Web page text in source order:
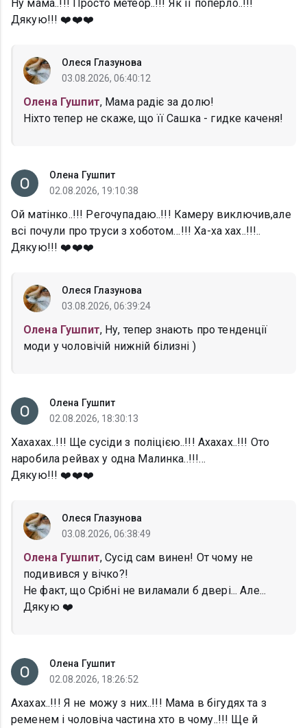
Ну мама..!!! Просто метеор..!!! Як її поперло..!!!
Дякую!!! ❤️❤️❤️
Олеся Глазунова
03.08.2026, 06:40:12
Олена Гушпит, Мама радіє за долю!
Ніхто тепер не скаже, що її Сашка - гидке каченя!
Олена Гушпит
02.08.2026, 19:10:38
Ой матінко..!!! Регочупадаю..!!! Камеру виключив,але
всі почули про труси з хоботом…!!! Ха-ха хах..!!!..
Дякую!!! ❤️❤️❤️
Олеся Глазунова
03.08.2026, 06:39:24
Олена Гушпит, Ну, тепер знають про тенденції
моди у чоловічій нижній білизні )
Олена Гушпит
02.08.2026, 18:30:13
Хахахах..!!! Ще сусіди з поліцією..!!! Ахахах..!!! Ото
наробила рейвах у одна Малинка..!!!…
Дякую!!! ❤️❤️❤️
Олеся Глазунова
03.08.2026, 06:38:49
Олена Гушпит, Сусід сам винен! От чому не
подивився у вічко?!
Не факт, що Срібні не виламали б двері... Але...
Дякую ❤️
Олена Гушпит
02.08.2026, 18:26:52
Ахахах..!!! Я не можу з них..!!! Мама в бігудях та з
ременем і чоловіча частина хто в чому..!!! Ще й